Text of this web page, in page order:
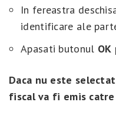
In fereastra
identificare ale
Apasati butonul OK
Daca nu este
fiscal va fi emis catre